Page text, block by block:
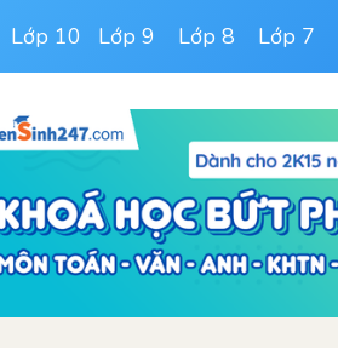
Lớp 10 Lớp 9 Lớp 8 Lớp 7